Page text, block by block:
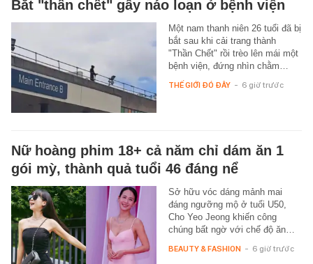
Bắt "thần chết" gây náo loạn ở bệnh viện
Một nam thanh niên 26 tuổi đã bị
bắt sau khi cải trang thành
"Thần Chết" rồi trèo lên mái một
bệnh viện, đứng nhìn chằm…
THẾ GIỚI ĐÓ ĐÂY - 6 giờ trước
Nữ hoàng phim 18+ cả năm chỉ dám ăn 1
gói mỳ, thành quả tuổi 46 đáng nể
Sở hữu vóc dáng mảnh mai
đáng ngưỡng mộ ở tuổi U50,
Cho Yeo Jeong khiến công
chúng bất ngờ với chế độ ăn…
BEAUTY & FASHION - 6 giờ trước